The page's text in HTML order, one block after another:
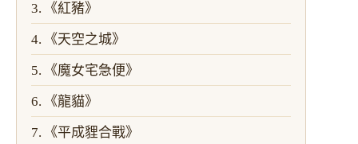
《紅豬》
《天空之城》
《魔女宅急便》
《龍貓》
《平成貍合戰》